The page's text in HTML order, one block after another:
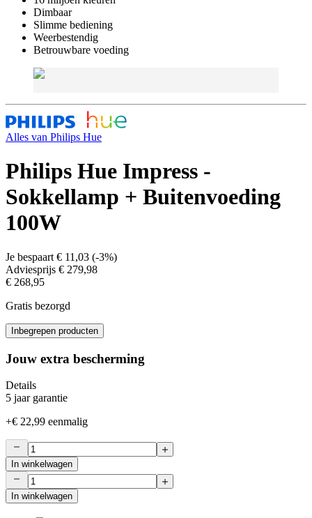
Dimbaar
Slimme bediening
Weerbestendig
Betrouwbare voeding
Alles van Philips Hue
Philips Hue Impress -
Sokkellamp + Buitenvoeding
100W
Je bespaart € 11,03 (-3%)
Adviesprijs € 279,98
€ 268,95
Gratis bezorgd
Inbegrepen producten
Jouw extra bescherming
Details
5 jaar garantie
+€ 22,99 eenmalig
In winkelwagen
In winkelwagen